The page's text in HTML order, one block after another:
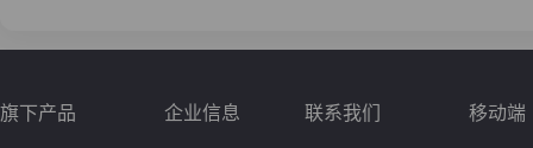
旗下产品 企业信息 联系我们 移动端